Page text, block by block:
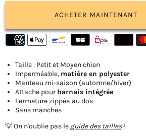
ACHETER MAINTENANT
Taille : Petit et Moyen chien
Imperméable, matière en polyester
Manteau mi-saison (automne/hiver)
Attache pour harnais intégrée
Fermeture zippée au dos
Sans manches
💡 On n'oublie pas le guide des tailles!